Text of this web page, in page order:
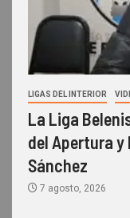
LIGAS DEL INTERIOR
La Liga
del Apertura y
Sánchez
7 agosto, 2026